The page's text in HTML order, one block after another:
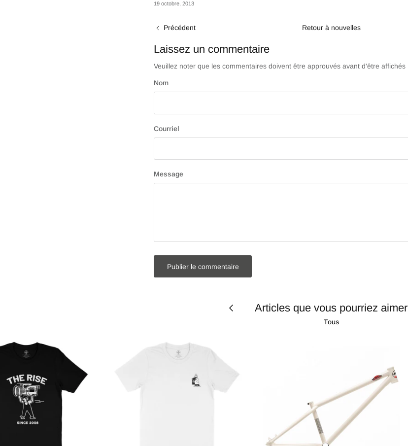
19 octobre, 2013
Précédent Retour à nouvelles
Laissez un commentaire
Veuillez noter que les commentaires doivent être approuvés avant d'être affichés
Nom
Courriel
Message
Publier le commentaire
Articles que vous pourriez aimer
Tous